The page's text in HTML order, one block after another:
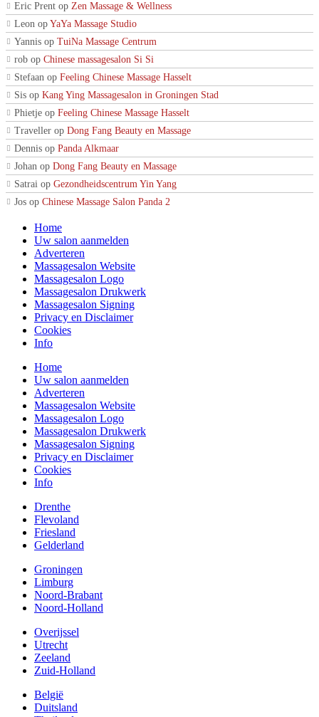
Eric Prent op Zen Massage & Wellness
Leon op YaYa Massage Studio
Yannis op TuiNa Massage Centrum
rob op Chinese massagesalon Si Si
Stefaan op Feeling Chinese Massage Hasselt
Sis op Kang Ying Massagesalon in Groningen Stad
Phietje op Feeling Chinese Massage Hasselt
Traveller op Dong Fang Beauty en Massage
Dennis op Panda Alkmaar
Johan op Dong Fang Beauty en Massage
Satrai op Gezondheidscentrum Yin Yang
Jos op Chinese Massage Salon Panda 2
Home
Uw salon aanmelden
Adverteren
Massagesalon Website
Massagesalon Logo
Massagesalon Drukwerk
Massagesalon Signing
Privacy en Disclaimer
Cookies
Info
Home
Uw salon aanmelden
Adverteren
Massagesalon Website
Massagesalon Logo
Massagesalon Drukwerk
Massagesalon Signing
Privacy en Disclaimer
Cookies
Info
Drenthe
Flevoland
Friesland
Gelderland
Groningen
Limburg
Noord-Brabant
Noord-Holland
Overijssel
Utrecht
Zeeland
Zuid-Holland
België
Duitsland